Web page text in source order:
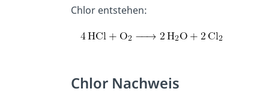
Chlor entstehen:
Chlor Nachweis